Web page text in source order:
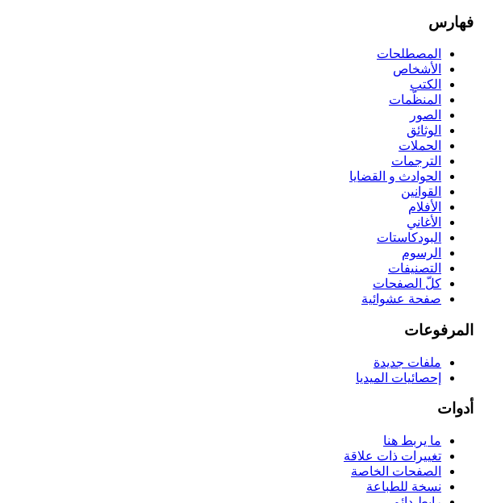
فهارس
المصطلحات
الأشخاص
الكتب
المنظّمات
الصور
الوثائق
الحملات
الترجمات
الحوادث و القضايا
القوانين
الأفلام
الأغاني
البودكاستات
الرسوم
التصنيفات
كلّ الصفحات
صفحة عشوائية
المرفوعات
ملفات جديدة
إحصائيات الميديا
أدوات
ما يربط هنا
تغييرات ذات علاقة
الصفحات الخاصة
نسخة للطباعة